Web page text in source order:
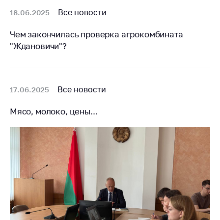
Республике
Защита
персональных
Обратиться в МАРТ
граждан и юр. лиц
Прямaя телефоннaя
линия
Горячая линия
Электронные
обращения
18.06.2025 Все новости
Чем закончилась проверка агрокомбината
"Ждановичи"?
17.06.2025 Все новости
Мясо, молоко, цены...